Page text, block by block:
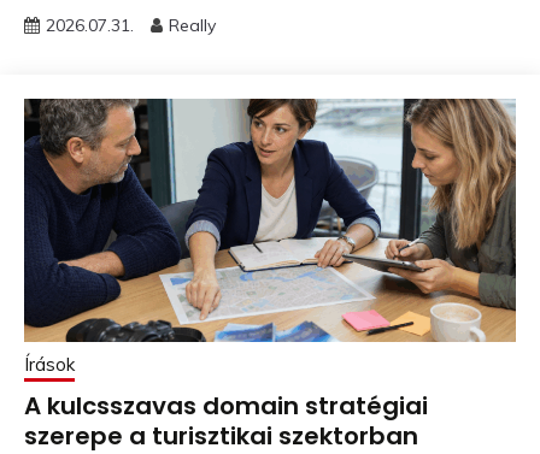
2026.07.31. Really
Írások
A kulcsszavas domain stratégiai
szerepe a turisztikai szektorban